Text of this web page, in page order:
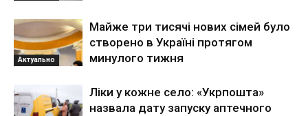
Актуально
Майже три тисячі нових сімей було
створено в Україні протягом
минулого тижня
Ліки у кожне село: «Укрпошта»
назвала дату запуску аптечного